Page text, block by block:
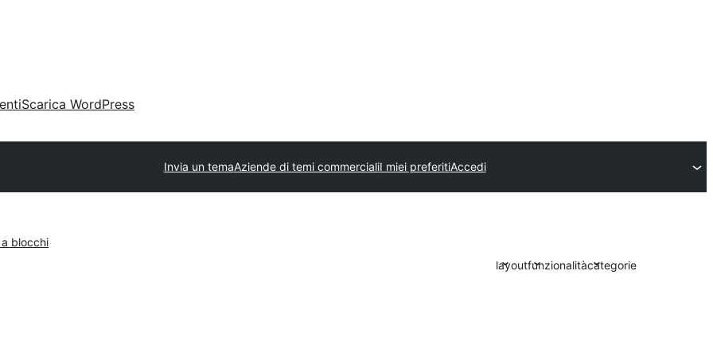
Scarica WordPress
Invia un temaAziende di temi commercialiI miei preferitiAccedi
a blocchi
layoutfunzionalitàcategorie